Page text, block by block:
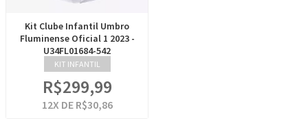
Kit Clube Infantil Umbro
Fluminense Oficial 1 2023 -
U34FL01684-542
KIT INFANTIL
R$299,99
12X DE R$30,86